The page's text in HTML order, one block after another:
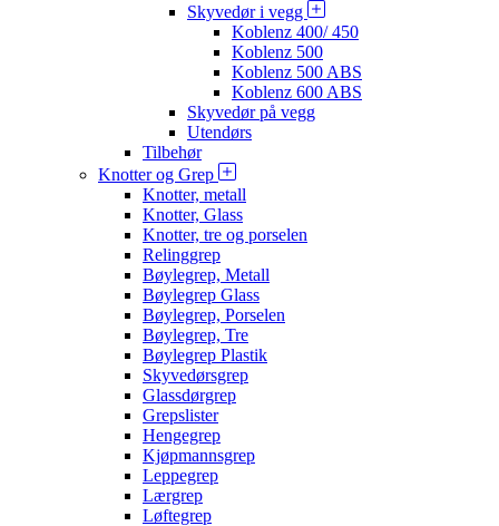
Skyvedør i vegg
Koblenz 400/ 450
Koblenz 500
Koblenz 500 ABS
Koblenz 600 ABS
Skyvedør på vegg
Utendørs
Tilbehør
Knotter og Grep
Knotter, metall
Knotter, Glass
Knotter, tre og porselen
Relinggrep
Bøylegrep, Metall
Bøylegrep Glass
Bøylegrep, Porselen
Bøylegrep, Tre
Bøylegrep Plastik
Skyvedørsgrep
Glassdørgrep
Grepslister
Hengegrep
Kjøpmannsgrep
Leppegrep
Lærgrep
Løftegrep